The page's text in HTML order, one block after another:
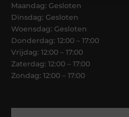
Maandag: Gesloten
Dinsdag: Gesloten
Woensdag: Gesloten
Donderdag: 12:00 – 17:00
Vrijdag: 12:00 – 17:00
Zaterdag: 12:00 – 17:00
Zondag: 12:00 – 17:00